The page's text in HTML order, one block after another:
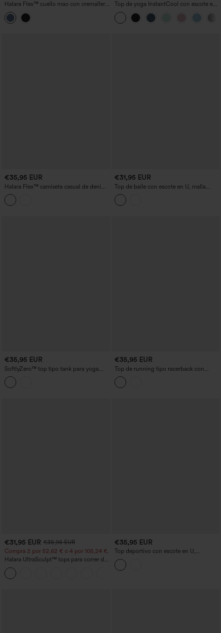
Halara Flex™ cuello mao con cremallera,
Cool Touch, denim lavado, top tank de
tenis
Top de yoga InstantCool con escote en
U y bajo curvado - UPF50+
€35,95 EUR
Halara Flex™ camiseta casual de denim
con cuello redondo, manga corta y
bolsillo
€31,95 EUR
Top de baile con escote en U, malla
transpirable a contraste y sujetador
integrado
€35,95 EUR
SoftlyZero™ top tipo tank para yoga
con sujetador incorporado, encaje en
contraste, espalda descubierta y detalle
cruzado
€35,95 EUR
Top de running tipo racerback con
cordón en el bajo, sujetador integrado,
tacto fresco y secado rápido — UPF50+
€31,95 EUR €35,95 EUR
Compra 2 por 52,62 € o 4 por 105,24 €.
Halara UltraSculpt™ tops para correr de
cuello redondo y espalda cruzada —
copas DD–F
€35,95 EUR
Top deportivo con escote en U,
sujetador integrado y espalda racerback